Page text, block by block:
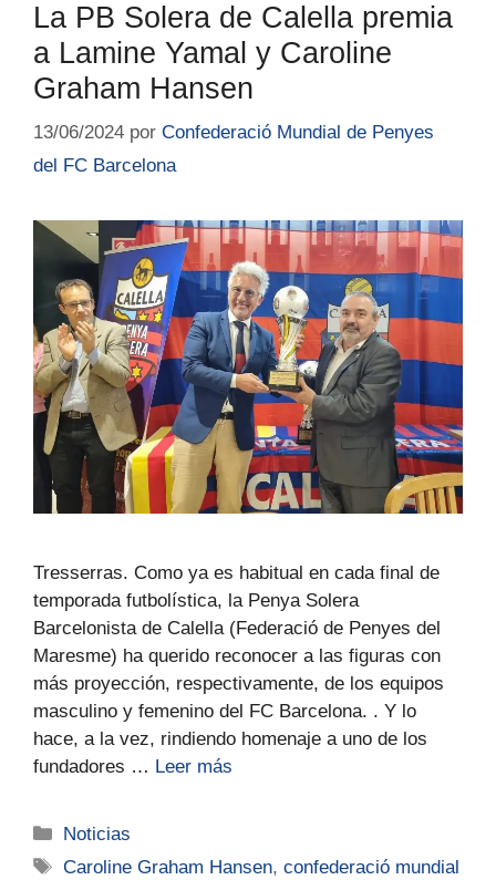
La PB Solera de Calella premia
a Lamine Yamal y Caroline
Graham Hansen
13/06/2024 por Confederació Mundial de Penyes
del FC Barcelona
Tresserras. Como ya es habitual en cada final de
temporada futbolística, la Penya Solera
Barcelonista de Calella (Federació de Penyes del
Maresme) ha querido reconocer a las figuras con
más proyección, respectivamente, de los equipos
masculino y femenino del FC Barcelona. . Y lo
hace, a la vez, rindiendo homenaje a uno de los
fundadores … Leer más
Noticias
Caroline Graham Hansen,confederació mundial